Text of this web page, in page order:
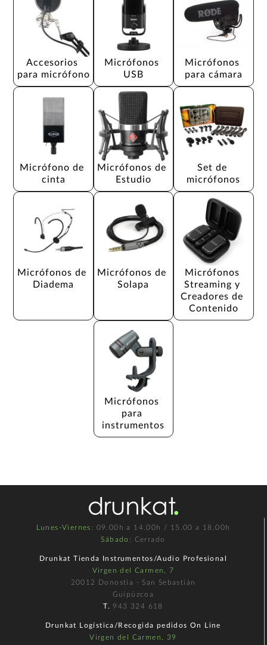
Accesorios
para micrófono
Micrófonos
USB
Micrófonos
para cámara
Micrófono de
cinta
Micrófonos de
Estudio
Set de
micrófonos
Micrófonos de
Diadema
Micrófonos de
Solapa
Micrófonos
Streaming y
Creadores de
Contenido
Micrófonos
para
instrumentos
Lunes-Viernes : 09.00h a 14.00h / 15.00 a 18.00h
Sábado : Cerrado
Drunkat Tienda Instrumentos/Audio Profesional
Virgen del Carmen, 7
20012 Donostia - San Sebastián
Guipúzcoa
T. 943 324 618
Drunkat Logística/Recogida pedidos On Line
Virgen del Carmen, 39